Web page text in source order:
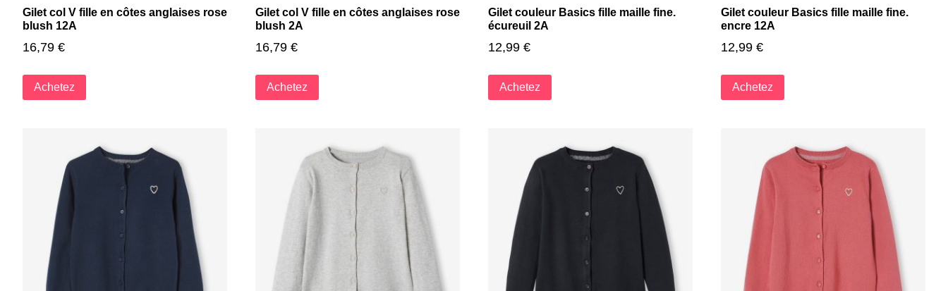
Gilet col V fille en côtes anglaises rose
blush 12A
16,79 €
Achetez
Gilet col V fille en côtes anglaises rose
blush 2A
16,79 €
Achetez
Gilet couleur Basics fille maille fine.
écureuil 2A
12,99 €
Achetez
Gilet couleur Basics fille maille fine.
encre 12A
12,99 €
Achetez